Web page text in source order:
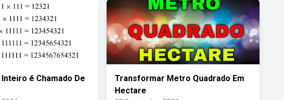
é Chamado De
Transformar Metro Quadrado Em
Hectare